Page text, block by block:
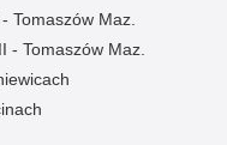
Tomaszów Maz.
- Tomaszów Maz.